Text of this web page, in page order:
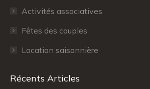
Activités associatives
Fêtes des couples
Location saisonnière
Récents Articles